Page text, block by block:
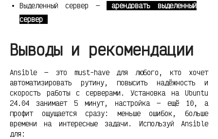
Выделенный сервер —
арендовать выделенный
сервер
Выводы и рекомендации
Ansible — это must-have для любого, кто хочет
автоматизировать рутину, повысить надёжность и
скорость работы с серверами. Установка на Ubuntu
24.04 занимает 5 минут, настройка — ещё 10, а
профит ощущается сразу: меньше ошибок, больше
времени на интересные задачи. Используй Ansible
для: